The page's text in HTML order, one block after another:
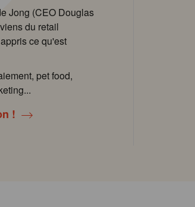
Jong (CEO Douglas
du retail
ce qu'est
pet food,
!